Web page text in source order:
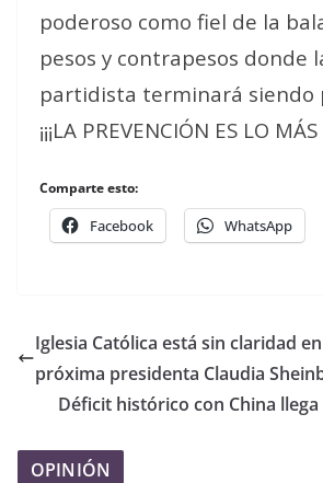
poderoso como fiel de la
pesos y contrapesos donde
partidista terminará siendo
¡¡¡LA PREVENCIÓN ES LO
Comparte esto:
Facebook WhatsApp
Iglesia Católica está sin claridad
próxima presidenta Claudia
Déficit histórico con China
OPINIÓN